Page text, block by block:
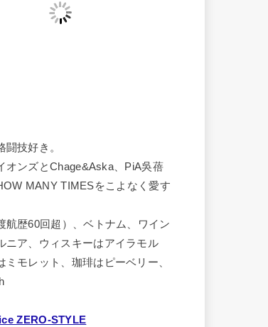
闘技好き。
オンズとChage&Aska、PiA吳蓓
MANY TIMESをこよなく愛す
航歴60回超）、ベトナム、ワイン
ニア、ウィスキーはアイラモル
ミモレット、珈琲はピーベリー、
ZERO-STYLE